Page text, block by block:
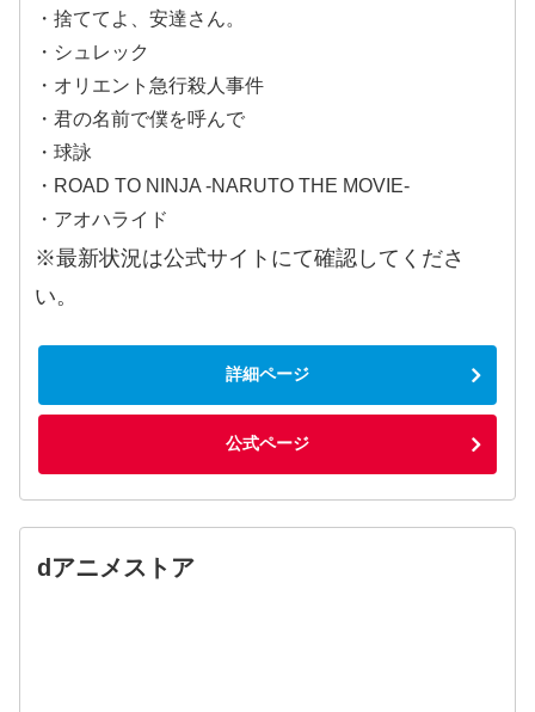
・捨ててよ、安達さん。
・シュレック
・オリエント急行殺人事件
・君の名前で僕を呼んで
・球詠
・ROAD TO NINJA -NARUTO THE MOVIE-
・アオハライド
※最新状況は公式サイトにて確認してくださ
い。
詳細ページ
公式ページ
dアニメストア